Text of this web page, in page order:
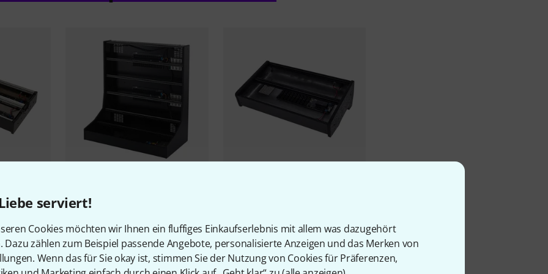
serviert!
Cookies möchten wir Ihnen ein fluffiges Einkaufserlebnis mit allem was dazugehört
Dazu zählen zum Beispiel passende Angebote, personalisierte Anzeigen und das Merken von
Wenn das für Sie okay ist, stimmen Sie der Nutzung von Cookies für Präferenzen,
Alu Travel
Erica Synths
389 €